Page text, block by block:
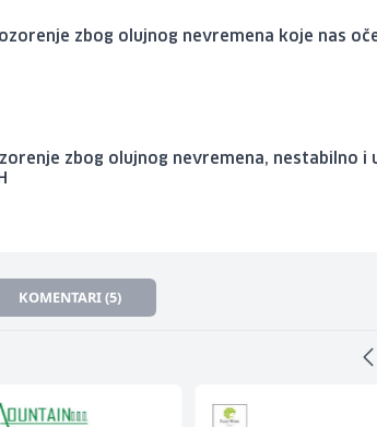
zbog olujnog nevremena koje nas
zbog olujnog nevremena, nestabilno i
KOMENTARI (5)